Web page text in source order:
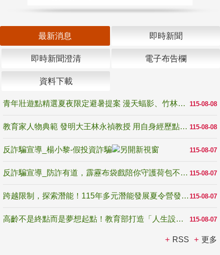
最新消息 即時新聞
即時新聞澄清 電子布告欄
資料下載
115-08-08
青年壯遊點精選夏夜限定避暑提案 漫天蝠影、竹林尋蛙、茶香夜觀 邀青年暮色出發
115-08-08
教育家人物典範 發明大王林永禎教授 用自身經歷點亮學生的路
115-08-07
反詐騙宣導_楊小黎-假投資詐騙
115-08-07
反詐騙宣導_防詐有道，霹靂布袋戲陪你守護荷包不受騙
115-08-07
跨越限制，探索潛能！115年多元潛能發展夏令營發掘生命無限可能
115-08-07
高齡不是終點而是夢想起點！教育部打造「人生設計夢工場」 參展第3屆高齡健康產業博覽會
RSS 更多